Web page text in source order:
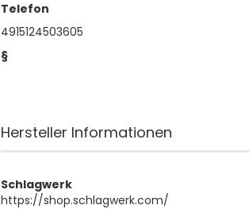
Telefon
4915124503605
§
Hersteller Informationen
Schlagwerk
https://shop.schlagwerk.com/